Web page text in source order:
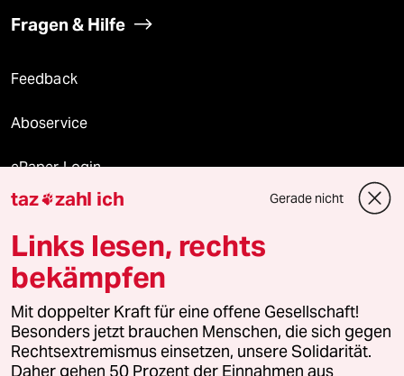
Fragen & Hilfe
Feedback
Aboservice
ePaper Login
Downloads für Abonnierende
© 2026 taz Verlags und Vertriebs GmbH
Alle Rechte vorbehalten. Bei rechtlichen Fragen oder für Genehmigungen
wenden Sie sich bitte an
lizenzen@taz.de
taz zahl ich Gerade nicht
Links lesen, rechts
bekämpfen
Mit doppelter Kraft für eine offene Gesellschaft!
Besonders jetzt brauchen Menschen, die sich gegen
Rechtsextremismus einsetzen, unsere Solidarität.
Daher gehen 50 Prozent der Einnahmen aus